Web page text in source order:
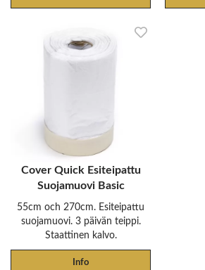
Cover Quick Esiteipattu
Suojamuovi Basic
55cm och 270cm. Esiteipattu
suojamuovi. 3 päivän teippi.
Staattinen kalvo.
Info